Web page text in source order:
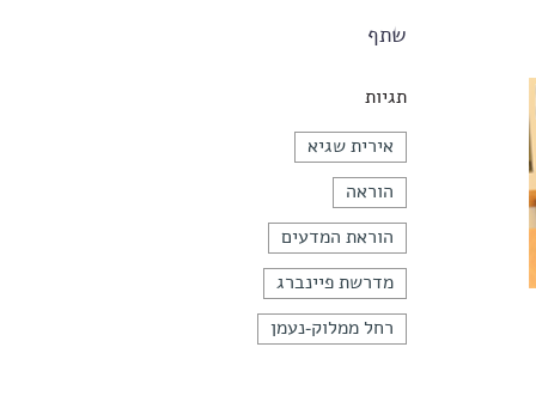
שתף
תגיות
אירית שגיא
הוראה
הוראת המדעים
מדרשת פיינברג
רחל ממלוק-נעמן